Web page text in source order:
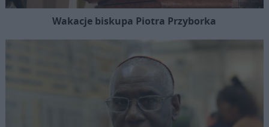
Wakacje biskupa Piotra Przyborka